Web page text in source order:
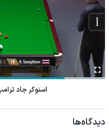
اسنوکر جاد
دیدگاه‌ها